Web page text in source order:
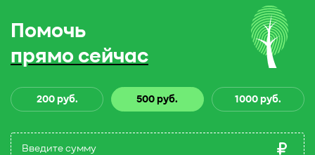
Помочь
прямо сейчас
200 руб. 500 руб. 1000 руб.